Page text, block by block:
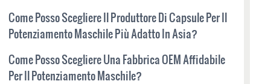
Come Posso Scegliere Il Produttore Di Capsule Per Il
Potenziamento Maschile Più Adatto In Asia?
Come Posso Scegliere Una Fabbrica OEM Affidabile
Per Il Potenziamento Maschile?